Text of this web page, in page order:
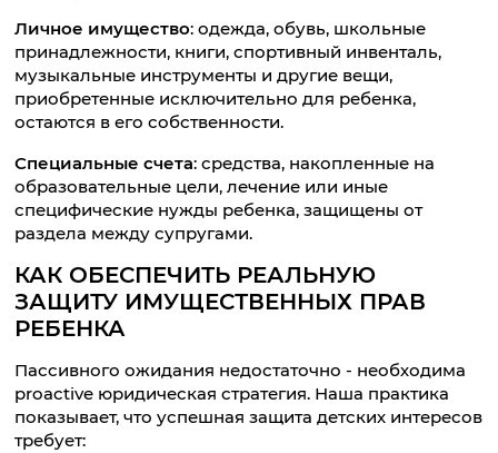
Личное имущество: одежда, обувь, школьные
принадлежности, книги, спортивный инвенталь,
музыкальные инструменты и другие вещи,
приобретенные исключительно для ребенка,
остаются в его собственности.
Специальные счета: средства, накопленные на
образовательные цели, лечение или иные
специфические нужды ребенка, защищены от
раздела между супругами.
КАК ОБЕСПЕЧИТЬ РЕАЛЬНУЮ
ЗАЩИТУ ИМУЩЕСТВЕННЫХ ПРАВ
РЕБЕНКА
Пассивного ожидания недостаточно - необходима
proactive юридическая стратегия. Наша практика
показывает, что успешная защита детских интересов
требует: